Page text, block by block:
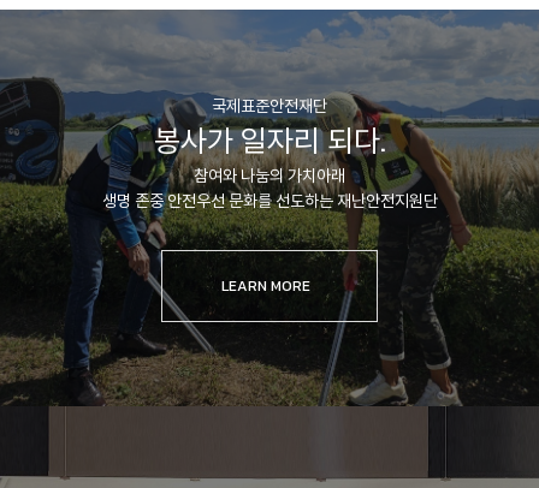
국제표준안전재단
봉사가 일자리 되다.
참여와 나눔의 가치아래
생명 존중 안전우선 문화를 선도하는 재난안전지원단
LEARN MORE